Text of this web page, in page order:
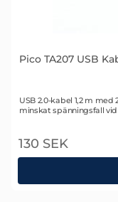
Pico TA207 USB
Art. nr 1957
USB 2.0-kabel 1,2 m
minskat spänningsfall
130 SEK